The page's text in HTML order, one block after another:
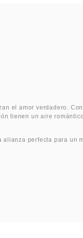
el amor verdadero.
tienen un aire
perfecta para un